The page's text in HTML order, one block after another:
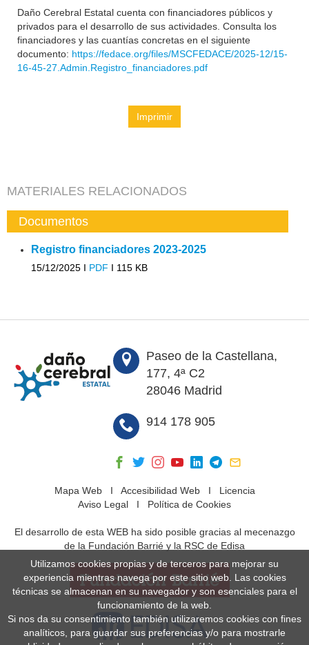
Daño Cerebral Estatal cuenta con financiadores públicos y
privados para el desarrollo de sus actividades. Consulta los
financiadores y las cuantías concretas en el siguiente
documento: https://fedace.org/files/MSCFEDACE/2025-12/15-
16-45-27.Admin.Registro_financiadores.pdf
Imprimir
MATERIALES RELACIONADOS
Documentos
Registro financiadores 2023-2025
15/12/2025 I PDF I 115 KB
Paseo de la Castellana,
177, 4ª C2
28046 Madrid
914 178 905
Mapa WebI Accesibilidad WebI Licencia
Aviso Legal I Política de Cookies
El desarrollo de esta WEB ha sido posible gracias al mecenazgo
de la Fundación Barrié y la RSC de Edisa
Utilizamos cookies propias y de terceros para mejorar su
experiencia mientras navega por este sitio web. Las cookies
técnicas se almacenan en su navegador y son esenciales para el
funcionamiento de la web.
Si nos da su consentimiento también utilizaremos cookies con fines
analíticos, para guardar sus preferencias y/o para mostrarle